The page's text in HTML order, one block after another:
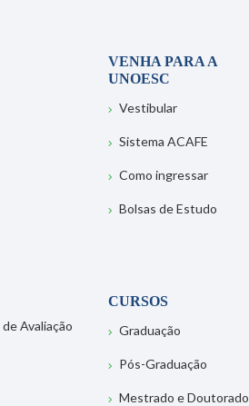
Avaliação
VENHA PARA A
UNOESC
Vestibular
Sistema ACAFE
Como ingressar
Bolsas de Estudo
CURSOS
Graduação
Pós-Graduação
Mestrado e Doutorado